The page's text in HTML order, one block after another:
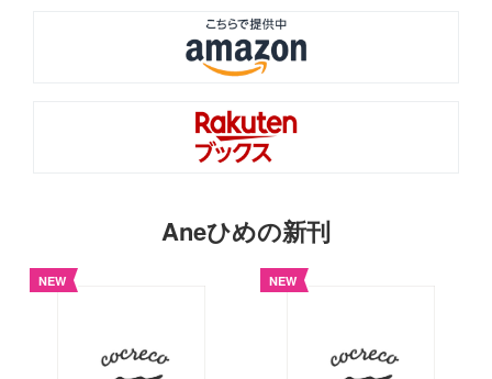
Aneひめの新刊
NEW NEW